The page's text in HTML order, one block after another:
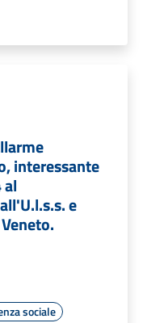
interessante
e
sociale